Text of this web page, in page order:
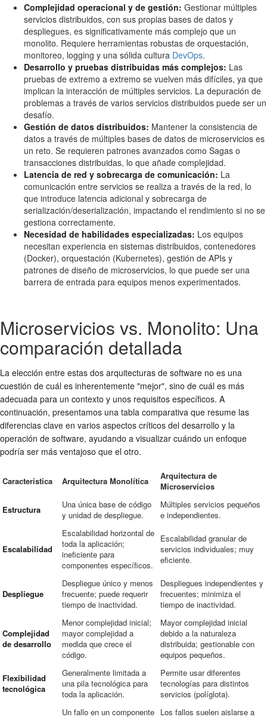
Complejidad operacional y de gestión: Gestionar múltiples
servicios distribuidos, con sus propias bases de datos y
despliegues, es significativamente más complejo que un
monolito. Requiere herramientas robustas de orquestación,
monitoreo, logging y una sólida cultura DevOps.
Desarrollo y pruebas distribuidas más complejos: Las
pruebas de extremo a extremo se vuelven más difíciles, ya que
implican la interacción de múltiples servicios. La depuración de
problemas a través de varios servicios distribuidos puede ser un
desafío.
Gestión de datos distribuidos: Mantener la consistencia de
datos a través de múltiples bases de datos de microservicios es
un reto. Se requieren patrones avanzados como Sagas o
transacciones distribuidas, lo que añade complejidad.
Latencia de red y sobrecarga de comunicación: La
comunicación entre servicios se realiza a través de la red, lo
que introduce latencia adicional y sobrecarga de
serialización/deserialización, impactando el rendimiento si no se
gestiona correctamente.
Necesidad de habilidades especializadas: Los equipos
necesitan experiencia en sistemas distribuidos, contenedores
(Docker), orquestación (Kubernetes), gestión de APIs y
patrones de diseño de microservicios, lo que puede ser una
barrera de entrada para equipos menos experimentados.
Microservicios vs. Monolito: Una
comparación detallada
La elección entre estas dos arquitecturas de software no es una
cuestión de cuál es inherentemente "mejor", sino de cuál es más
adecuada para un contexto y unos requisitos específicos. A
continuación, presentamos una tabla comparativa que resume las
diferencias clave en varios aspectos críticos del desarrollo y la
operación de software, ayudando a visualizar cuándo un enfoque
podría ser más ventajoso que el otro.
Característica Arquitectura Monolítica
Arquitectura de
Microservicios
Estructura
Una única base de código
y unidad de despliegue.
Múltiples servicios pequeños
e independientes.
Escalabilidad
Escalabilidad horizontal de
toda la aplicación;
ineficiente para
componentes específicos.
Escalabilidad granular de
servicios individuales; muy
eficiente.
Despliegue
Despliegue único y menos
frecuente; puede requerir
tiempo de inactividad.
Despliegues independientes y
frecuentes; minimiza el
tiempo de inactividad.
Complejidad
de desarrollo
Menor complejidad inicial;
mayor complejidad a
medida que crece el
código.
Mayor complejidad inicial
debido a la naturaleza
distribuida; gestionable con
equipos pequeños.
Flexibilidad
tecnológica
Generalmente limitada a
una pila tecnológica para
toda la aplicación.
Permite usar diferentes
tecnologías para distintos
servicios (políglota).
Un fallo en un componente Los fallos suelen aislarse a